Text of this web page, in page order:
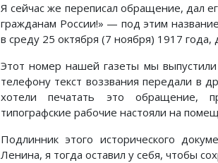
Я сейчас же переписал обращение, дал
гражданам России!» — под этим
в среду 25 октября (7 ноября) 1917 года,
Этот номер нашей газеты мы
телефону текст воззвания передали в
хотели печатать это обращение,
типографские рабочие настояли на
Подлинник этого исторического
Ленина, я тогда оставил у себя, чтобы